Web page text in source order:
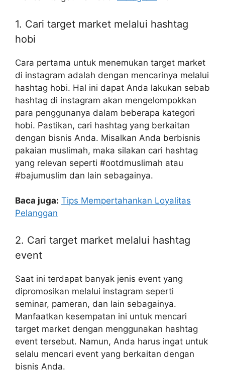
1. Cari target market melalui hashtag
hobi
Cara pertama untuk menemukan target market
di instagram adalah dengan mencarinya melalui
hashtag hobi. Hal ini dapat Anda lakukan sebab
hashtag di instagram akan mengelompokkan
para penggunanya dalam beberapa kategori
hobi. Pastikan, cari hashtag yang berkaitan
dengan bisnis Anda. Misalkan Anda berbisnis
pakaian muslimah, maka silakan cari hashtag
yang relevan seperti #ootdmuslimah atau
#bajumuslim dan lain sebagainya.
Baca juga: Tips Mempertahankan Loyalitas
Pelanggan
2. Cari target market melalui hashtag
event
Saat ini terdapat banyak jenis event yang
dipromosikan melalui instagram seperti
seminar, pameran, dan lain sebagainya.
Manfaatkan kesempatan ini untuk mencari
target market dengan menggunakan hashtag
event tersebut. Namun, Anda harus ingat untuk
selalu mencari event yang berkaitan dengan
bisnis Anda.